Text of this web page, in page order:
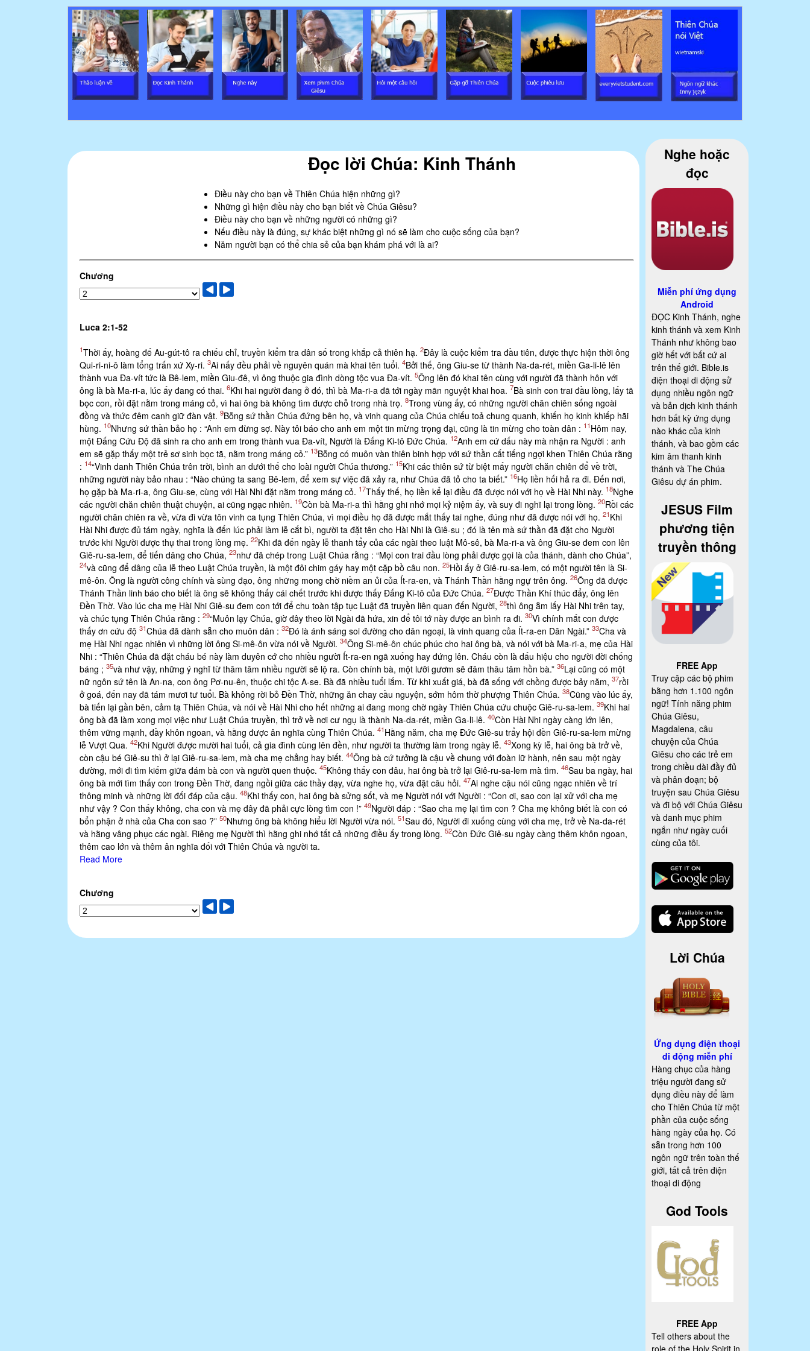
Skip
to
main
content
M
y
L
a
n
g
a
Đọc lời Chúa: Kinh Thánh
Điều này cho bạn về Thiên Chúa hiện những gì?
Những gì hiện điều này cho bạn biết về Chúa Giêsu?
Điều này cho bạn về những người có những gì?
Nếu điều này là đúng, sự khác biệt những gì nó sẽ làm cho cuộc sống của bạn?
Năm người bạn có thể chia sẻ của bạn khám phá với là ai?
Chương
Luca 2:1-52
1Thời ấy, hoàng đế Au-gút-tô ra chiếu chỉ, truyền kiểm tra dân số trong khắp cả thiên hạ. 2Ðây là cuộc kiểm tra đầu tiên, được thực hiện thời ông
Qui-ri-ni-ô làm tổng trấn xứ Xy-ri. 3Ai nấy đều phải về nguyên quán mà khai tên tuổi. 4Bởi thế, ông Giu-se từ thành Na-da-rét, miền Ga-li-lê lên
thành vua Ða-vít tức là Bê-lem, miền Giu-đê, vì ông thuộc gia đình dòng tộc vua Ða-vít. 5Ông lên đó khai tên cùng với người đã thành hôn với
ông là bà Ma-ri-a, lúc ấy đang có thai. 6Khi hai người đang ở đó, thì bà Ma-ri-a đã tới ngày mãn nguyệt khai hoa. 7Bà sinh con trai đầu lòng, lấy tã
bọc con, rồi đặt nằm trong máng cỏ, vì hai ông bà không tìm được chỗ trong nhà trọ. 8Trong vùng ấy, có những người chăn chiên sống ngoài
đồng và thức đêm canh giữ đàn vật. 9Bỗng sứ thần Chúa đứng bên họ, và vinh quang của Chúa chiếu toả chung quanh, khiến họ kinh khiếp hãi
hùng. 10Nhưng sứ thần bảo họ : “Anh em đừng sợ. Này tôi báo cho anh em một tin mừng trọng đại, cũng là tin mừng cho toàn dân : 11Hôm nay,
một Ðấng Cứu Ðộ đã sinh ra cho anh em trong thành vua Ða-vít, Người là Ðấng Ki-tô Ðức Chúa. 12Anh em cứ dấu này mà nhận ra Người : anh
em sẽ gặp thấy một trẻ sơ sinh bọc tã, nằm trong máng cỏ.” 13Bỗng có muôn vàn thiên binh hợp với sứ thần cất tiếng ngợi khen Thiên Chúa rằng
: 14“Vinh danh Thiên Chúa trên trời, bình an dưới thế cho loài người Chúa thương.” 15Khi các thiên sứ từ biệt mấy người chăn chiên để về trời,
những người này bảo nhau : “Nào chúng ta sang Bê-lem, để xem sự việc đã xảy ra, như Chúa đã tỏ cho ta biết.” 16Họ liền hối hả ra đi. Ðến nơi,
họ gặp bà Ma-ri-a, ông Giu-se, cùng với Hài Nhi đặt nằm trong máng cỏ. 17Thấy thế, họ liền kể lại điều đã được nói với họ về Hài Nhi này. 18Nghe
các người chăn chiên thuật chuyện, ai cũng ngạc nhiên. 19Còn bà Ma-ri-a thì hằng ghi nhớ mọi kỷ niệm ấy, và suy đi nghĩ lại trong lòng. 20Rồi các
người chăn chiên ra về, vừa đi vừa tôn vinh ca tụng Thiên Chúa, vì mọi điều họ đã được mắt thấy tai nghe, đúng như đã được nói với họ. 21Khi
Hài Nhi được đủ tám ngày, nghĩa là đến lúc phải làm lễ cắt bì, người ta đặt tên cho Hài Nhi là Giê-su ; đó là tên mà sứ thần đã đặt cho Người
trước khi Người được thụ thai trong lòng mẹ. 22Khi đã đến ngày lễ thanh tẩy của các ngài theo luật Mô-sê, bà Ma-ri-a và ông Giu-se đem con lên
Giê-ru-sa-lem, để tiến dâng cho Chúa, 23như đã chép trong Luật Chúa rằng : “Mọi con trai đầu lòng phải được gọi là của thánh, dành cho Chúa”,
24và cũng để dâng của lễ theo Luật Chúa truyền, là một đôi chim gáy hay một cặp bồ câu non. 25Hồi ấy ở Giê-ru-sa-lem, có một người tên là Si-
mê-ôn. Ông là người công chính và sùng đạo, ông những mong chờ niềm an ủi của Ít-ra-en, và Thánh Thần hằng ngự trên ông. 26Ông đã được
Thánh Thần linh báo cho biết là ông sẽ không thấy cái chết trước khi được thấy Ðấng Ki-tô của Ðức Chúa. 27Ðược Thần Khí thúc đẩy, ông lên
Ðền Thờ. Vào lúc cha mẹ Hài Nhi Giê-su đem con tới để chu toàn tập tục Luật đã truyền liên quan đến Người, 28thì ông ẵm lấy Hài Nhi trên tay,
và chúc tụng Thiên Chúa rằng : 29“Muôn lạy Chúa, giờ đây theo lời Ngài đã hứa, xin để tôi tớ này được an bình ra đi. 30Vì chính mắt con được
thấy ơn cứu độ 31Chúa đã dành sẵn cho muôn dân : 32Ðó là ánh sáng soi đường cho dân ngoại, là vinh quang của Ít-ra-en Dân Ngài.” 33Cha và
mẹ Hài Nhi ngạc nhiên vì những lời ông Si-mê-ôn vừa nói về Người. 34Ông Si-mê-ôn chúc phúc cho hai ông bà, và nói với bà Ma-ri-a, mẹ của Hài
Nhi : “Thiên Chúa đã đặt cháu bé này làm duyên cớ cho nhiều người Ít-ra-en ngã xuống hay đứng lên. Cháu còn là dấu hiệu cho người đời chống
báng ; 35và như vậy, những ý nghĩ từ thâm tâm nhiều người sẽ lộ ra. Còn chính bà, một lưỡi gươm sẽ đâm thâu tâm hồn bà.” 36Lại cũng có một
nữ ngôn sứ tên là An-na, con ông Pơ-nu-ên, thuộc chi tộc A-se. Bà đã nhiều tuổi lắm. Từ khi xuất giá, bà đã sống với chồng được bảy năm, 37rồi
ở goá, đến nay đã tám mươi tư tuổi. Bà không rời bỏ Ðền Thờ, những ăn chay cầu nguyện, sớm hôm thờ phượng Thiên Chúa. 38Cũng vào lúc ấy,
bà tiến lại gần bên, cảm tạ Thiên Chúa, và nói về Hài Nhi cho hết những ai đang mong chờ ngày Thiên Chúa cứu chuộc Giê-ru-sa-lem. 39Khi hai
ông bà đã làm xong mọi việc như Luật Chúa truyền, thì trở về nơi cư ngụ là thành Na-da-rét, miền Ga-li-lê. 40Còn Hài Nhi ngày càng lớn lên,
thêm vững mạnh, đầy khôn ngoan, và hằng được ân nghĩa cùng Thiên Chúa. 41Hằng năm, cha mẹ Ðức Giê-su trẩy hội đền Giê-ru-sa-lem mừng
lễ Vượt Qua. 42Khi Người được mười hai tuổi, cả gia đình cùng lên đền, như người ta thường làm trong ngày lễ. 43Xong kỳ lễ, hai ông bà trở về,
còn cậu bé Giê-su thì ở lại Giê-ru-sa-lem, mà cha mẹ chẳng hay biết. 44Ông bà cứ tưởng là cậu về chung với đoàn lữ hành, nên sau một ngày
đường, mới đi tìm kiếm giữa đám bà con và người quen thuộc. 45Không thấy con đâu, hai ông bà trở lại Giê-ru-sa-lem mà tìm. 46Sau ba ngày, hai
ông bà mới tìm thấy con trong Ðền Thờ, đang ngồi giữa các thầy dạy, vừa nghe họ, vừa đặt câu hỏi. 47Ai nghe cậu nói cũng ngạc nhiên về trí
thông minh và những lời đối đáp của cậu. 48Khi thấy con, hai ông bà sửng sốt, và mẹ Người nói với Người : “Con ơi, sao con lại xử với cha mẹ
như vậy ? Con thấy không, cha con và mẹ đây đã phải cực lòng tìm con !” 49Người đáp : “Sao cha mẹ lại tìm con ? Cha mẹ không biết là con có
bổn phận ở nhà của Cha con sao ?” 50Nhưng ông bà không hiểu lời Người vừa nói. 51Sau đó, Người đi xuống cùng với cha mẹ, trở về Na-da-rét
và hằng vâng phục các ngài. Riêng mẹ Người thì hằng ghi nhớ tất cả những điều ấy trong lòng. 52Còn Ðức Giê-su ngày càng thêm khôn ngoan,
thêm cao lớn và thêm ân nghĩa đối với Thiên Chúa và người ta.
Read More
Chương
Nghe hoặc
đọc
Miễn phí ứng dụng
Android
ĐỌC Kinh Thánh, nghe
kinh thánh và xem Kinh
Thánh như không bao
giờ hết với bất cứ ai
trên thế giới. Bible.is
điện thoại di động sử
dụng nhiều ngôn ngữ
và bản dịch kinh thánh
hơn bất kỳ ứng dụng
nào khác của kinh
thánh, và bao gồm các
kim âm thanh kinh
thánh và The Chúa
Giêsu dự án phim.
JESUS Film
phương tiện
truyền thông
FREE App
Truy cập các bộ phim
bằng hơn 1.100 ngôn
ngữ! Tính năng phim
Chúa Giêsu,
Magdalena, câu
chuyện của Chúa
Giêsu cho các trẻ em
trong chiều dài đầy đủ
và phân đoạn; bộ
truyện sau Chúa Giêsu
và đi bộ với Chúa Giêsu
và danh mục phim
ngắn như ngày cuối
cùng của tôi.
Lời Chúa
Ứng dụng điện thoại
di động miễn phí
Hàng chục của hàng
triệu người đang sử
dụng điều này để làm
cho Thiên Chúa từ một
phần của cuộc sống
hàng ngày của họ. Có
sẵn trong hơn 100
ngôn ngữ trên toàn thế
giới, tất cả trên điện
thoại di động
God Tools
FREE App
Tell others about the
role of the Holy Spirit in